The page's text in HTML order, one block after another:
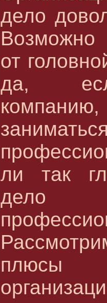
дело
Возможно
от
да,
ли так
дело
плюсы